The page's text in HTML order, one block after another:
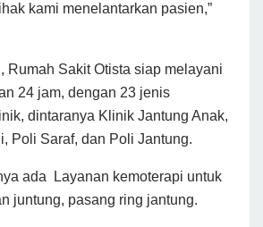
kami menelantarkan pasien,”
Rumah Sakit Otista siap melayani
24 jam, dengan 23 jenis
dintaranya Klinik Jantung Anak,
Poli Saraf, dan Poli Jantung.
ada Layanan kemoterapi untuk
juntung, pasang ring jantung.